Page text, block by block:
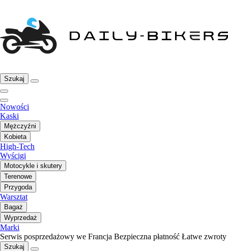
Szukaj
Nowości
Kaski
Mężczyźni
Kobieta
High-Tech
Wyścigi
Motocykle i skutery
Terenowe
Przygoda
Warsztat
Bagaż
Wyprzedaż
Marki
Serwis posprzedażowy we Francja Bezpieczna płatność Łatwe zwroty
Szukaj